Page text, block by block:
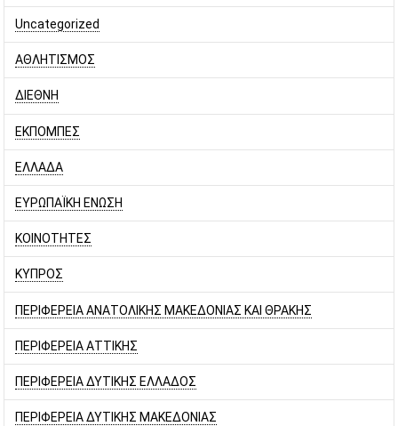
Uncategorized
ΑΘΛΗΤΙΣΜΟΣ
ΔΙΕΘΝΗ
ΕΚΠΟΜΠΕΣ
ΕΛΛΑΔΑ
ΕΥΡΩΠΑΪΚΗ ΕΝΩΣΗ
ΚΟΙΝΟΤΗΤΕΣ
ΚΥΠΡΟΣ
ΠΕΡΙΦΕΡΕΙΑ ΑΝΑΤΟΛΙΚΗΣ ΜΑΚΕΔΟΝΙΑΣ ΚΑΙ ΘΡΑΚΗΣ
ΠΕΡΙΦΕΡΕΙΑ ΑΤΤΙΚΗΣ
ΠΕΡΙΦΕΡΕΙΑ ΔΥΤΙΚΗΣ ΕΛΛΑΔΟΣ
ΠΕΡΙΦΕΡΕΙΑ ΔΥΤΙΚΗΣ ΜΑΚΕΔΟΝΙΑΣ